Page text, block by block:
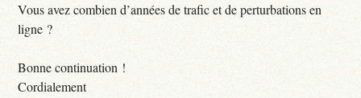
Vous avez combien d’années de trafic et de perturbations en
ligne ?
Bonne continuation !
Cordialement